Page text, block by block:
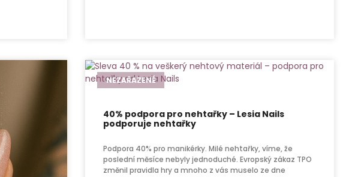
NEZAŘAZENÉ
40% podpora pro nehtařky – Lesia Nails
podporuje nehtařky
Podpora 40% pro manikérky. Milé nehtařky, víme, že
poslední měsíce nebyly jednoduché. Evropský zákaz TPO
změnil pravidla hry a mnoho z vás muselo ze dne